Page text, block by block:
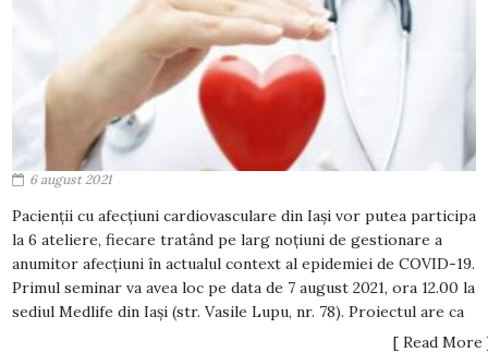
6 august 2021
Pacienții cu afecțiuni cardiovasculare din Iași vor putea participa
la 6 ateliere, fiecare tratând pe larg noțiuni de gestionare a
anumitor afecțiuni în actualul context al epidemiei de COVID-19.
Primul seminar va avea loc pe data de 7 august 2021, ora 12.00 la
sediul Medlife din Iași (str. Vasile Lupu, nr. 78). Proiectul are ca
[ Read More